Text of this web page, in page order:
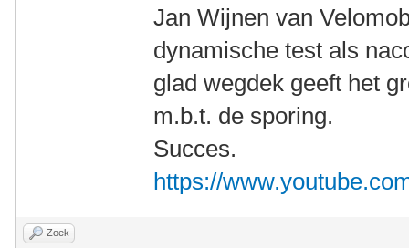
Jan Wijnen van
dynamische test als
glad wegdek geeft het
m.b.t. de sporing.
Succes.
https://
Zoek